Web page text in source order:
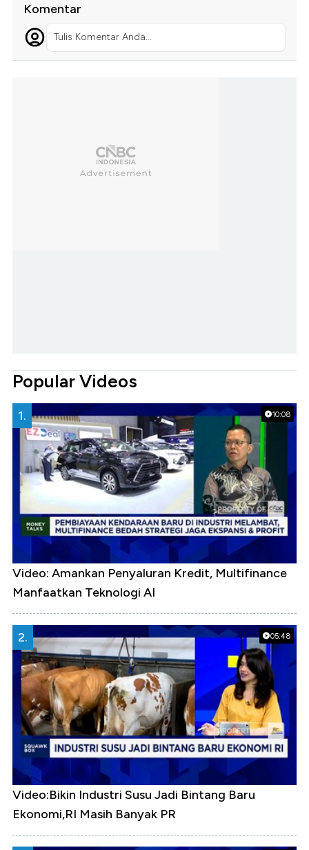
Komentar
Tulis Komentar Anda...
Popular Videos
10:08
1.
Video: Amankan Penyaluran Kredit, Multifinance
Manfaatkan Teknologi AI
05:48
2.
Video:Bikin Industri Susu Jadi Bintang Baru
Ekonomi,RI Masih Banyak PR